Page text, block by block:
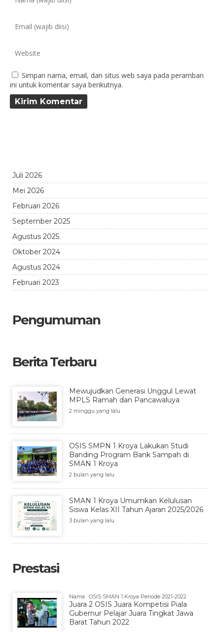
Simpan nama, email, dan situs web saya pada peramban
ini untuk komentar saya berikutnya.
Juli 2026
Mei 2026
Februari 2026
September 2025
Agustus 2025
Oktober 2024
Agustus 2024
Februari 2023
Pengumuman
Berita Terbaru
Mewujudkan Generasi Unggul Lewat
MPLS Ramah dan Pancawaluya
2 minggu yang lalu
OSIS SMPN 1 Kroya Lakukan Studi
Banding Program Bank Sampah di
SMAN 1 Kroya
2 bulan yang lalu
SMAN 1 Kroya Umumkan Kelulusan
Siswa Kelas XII Tahun Ajaran 2025/2026
3 bulan yang lalu
Prestasi
Nama : OSIS SMAN 1 Kroya Periode 2021-2022
Juara 2 OSIS Juara Kompetisi Piala
Gubernur Pelajar Juara Tingkat Jawa
Barat Tahun 2022